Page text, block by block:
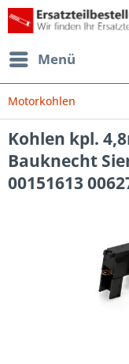
Menü
Motorkohlen
Kohlen kpl.
Bauknecht
00151613